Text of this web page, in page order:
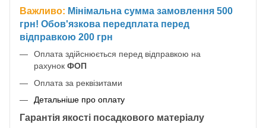
Важливо: Мінімальна сумма замовлення 500
грн! Обов'язкова передплата перед
відправкою 200 грн
Оплата здійснюється перед відправкою на
рахунок ФОП
Оплата за реквізитами
Детальніше про оплату
Гарантія якості посадкового матеріалу